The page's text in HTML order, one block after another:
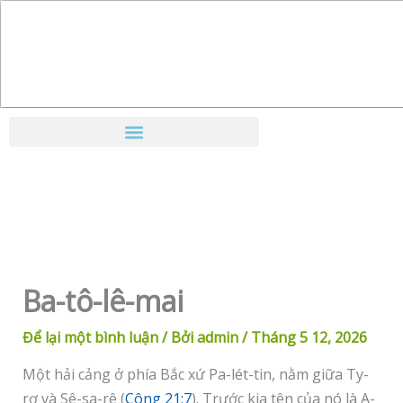
Ba-tô-lê-mai
Để lại một bình luận/ Bởiadmin/Tháng 5 12, 2026
Một hải cảng ở phía Bắc xứ Pa-lét-tin, nằm giữa Ty-
rơ và Sê-sa-rê (Công 21:7). Trước kia tên của nó là A-